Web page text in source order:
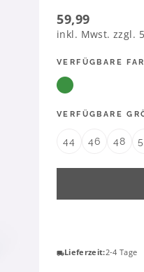
52
59,99
inkl. Mwst. zzgl.
VERFÜGBARE
VERFÜGBARE
44 46 48
Lieferzeit:2-4 Tage